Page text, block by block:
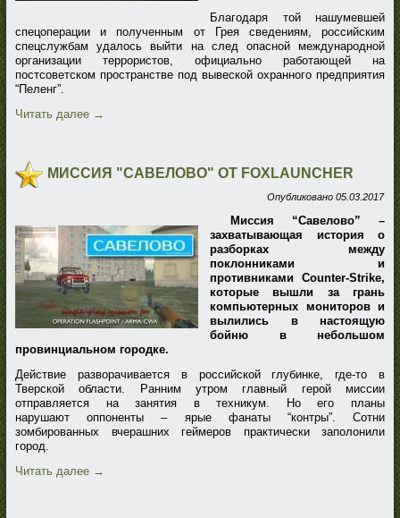
Благодаря той нашумевшей
спецоперации и полученным от Грея сведениям, российским
спецслужбам удалось выйти на след опасной международной
организации террористов, официально работающей на
постсоветском пространстве под вывеской охранного предприятия
“Пеленг”.
Читать далее →
МИССИЯ "САВЕЛОВО" ОТ FOXLAUNCHER
Опубликовано 05.03.2017
Миссия “Савелово” –
захватывающая история о
разборках между
поклонниками и
противниками Counter-Strike,
которые вышли за грань
компьютерных мониторов и
вылились в настоящую
бойню в небольшом
провинциальном городке.
Действие разворачивается в российской глубинке, где-то в
Тверской области. Ранним утром главный герой миссии
отправляется на занятия в техникум. Но его планы
нарушают оппоненты – ярые фанаты “контры”. Сотни
зомбированных вчерашних геймеров практически заполонили
город.
Читать далее →